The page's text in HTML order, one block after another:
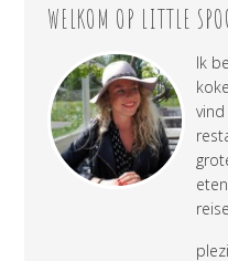
WELKOM OP LITTLE
Ik